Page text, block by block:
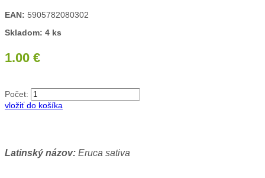
EAN: 5905782080302
Skladom: 4 ks
1.00 €
Počet:
vložiť do košíka
Latinský názov: Eruca sativa